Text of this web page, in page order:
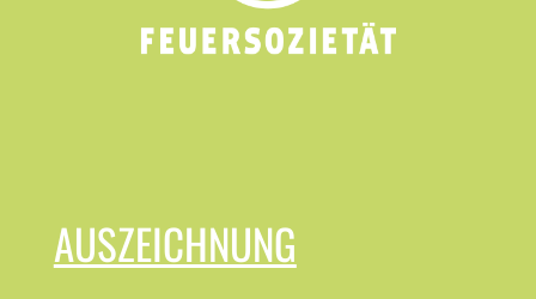
AUSZEICHNUNG